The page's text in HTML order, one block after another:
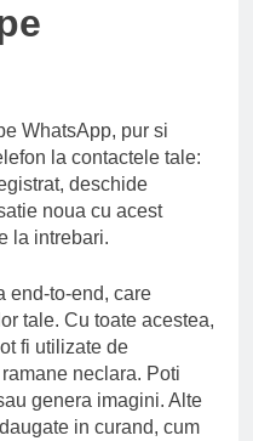
WhatsApp, pur si
la contactele tale:
deschide
noua cu acest
la intrebari.
end-to-end, care
tale. Cu toate acestea,
fi utilizate de
neclara. Poti
genera imagini. Alte
in curand, cum